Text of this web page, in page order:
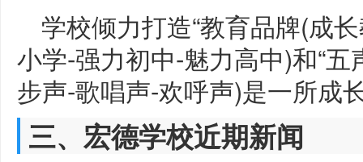
学校倾力打造“教育品牌(成
小学-强力初中-魅力高中)和“
步声-歌唱声-欢呼声)是一所成
三、宏德学校近期新闻